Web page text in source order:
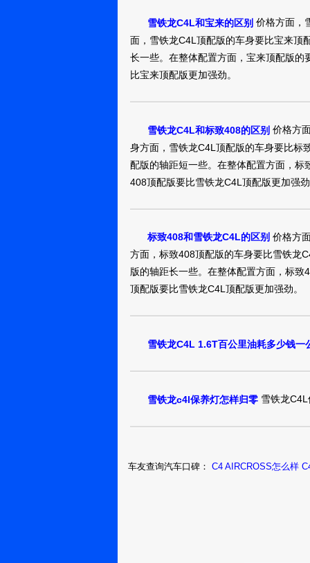
长沙：匿名用
户
雪铁龙
今天无锡神龙-东
驾试乘会。我作
好，有兴趣的可
外形绝对抢眼，
人字形标志向两
内的凯旋就是由
说，再熟悉不过
间并不小，特别
后排两则设计有
的、跟随勒布无
本就无需多费口
望，倒不是底盘
噪音，它的变速
门，没有所谓的
升。噪音处理得
地传入车内。特
在隔音方面还做
6气囊，配备了包
雪铁龙C4L和宝来的区别 价格方面，
面，雪铁龙C4L顶配版的车身要比宝来顶
长一些。在整体配置方面，宝来顶配版
比宝来顶配版更加强劲。
雪铁龙C4L和标致408的区别 价格方
身方面，雪铁龙C4L顶配版的车身要比标
配版的轴距短一些。在整体配置方面，
408顶配版要比雪铁龙C4L顶配版更加强
标致408和雪铁龙C4L的区别 价格方
方面，标致408顶配版的车身要比雪铁龙
版的轴距长一些。在整体配置方面，标
顶配版要比雪铁龙C4L顶配版更加强劲。
雪铁龙C4L 1.6T百公里油耗多少钱一
雪铁龙c4l保养灯怎样归零 雪铁龙
车友查询汽车口碑： C4 AIRCROSS怎么样